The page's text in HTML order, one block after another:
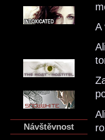
Návštěvnost
A